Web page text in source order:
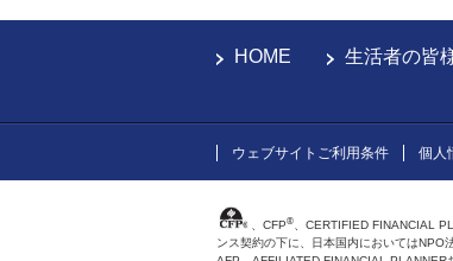
HOME 生活者の皆
ウェブサイトご利用条件 個人
、CFP® 、CERTIFIED FINANCIAL
ンス契約の下に、日本国内においてはNPO